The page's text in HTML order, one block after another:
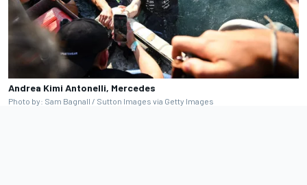
Andrea Kimi Antonelli, Mercedes
Photo by: Sam Bagnall / Sutton Images via Getty Images